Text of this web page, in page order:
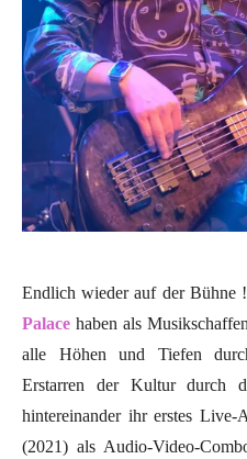
Endlich wieder auf der Bühne
Palace haben als
alle Höhen und Tiefen
Erstarren der Kultur durch
hintereinander ihr erstes Live-
(2021) als Audio-Video-